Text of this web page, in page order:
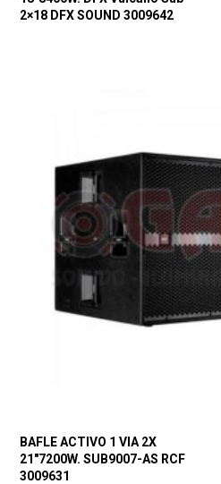
2×18 DFX SOUND 3009642
BAFLE ACTIVO 1 VIA 2X
21″7200W. SUB9007-AS RCF
3009631